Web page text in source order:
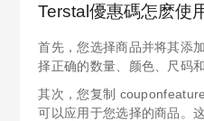
Terstal優惠碼怎麽使
首先，您选择商品并将其添
择正确的数量、颜色、尺码
其次，您复制
可以应用于您选择的商品。